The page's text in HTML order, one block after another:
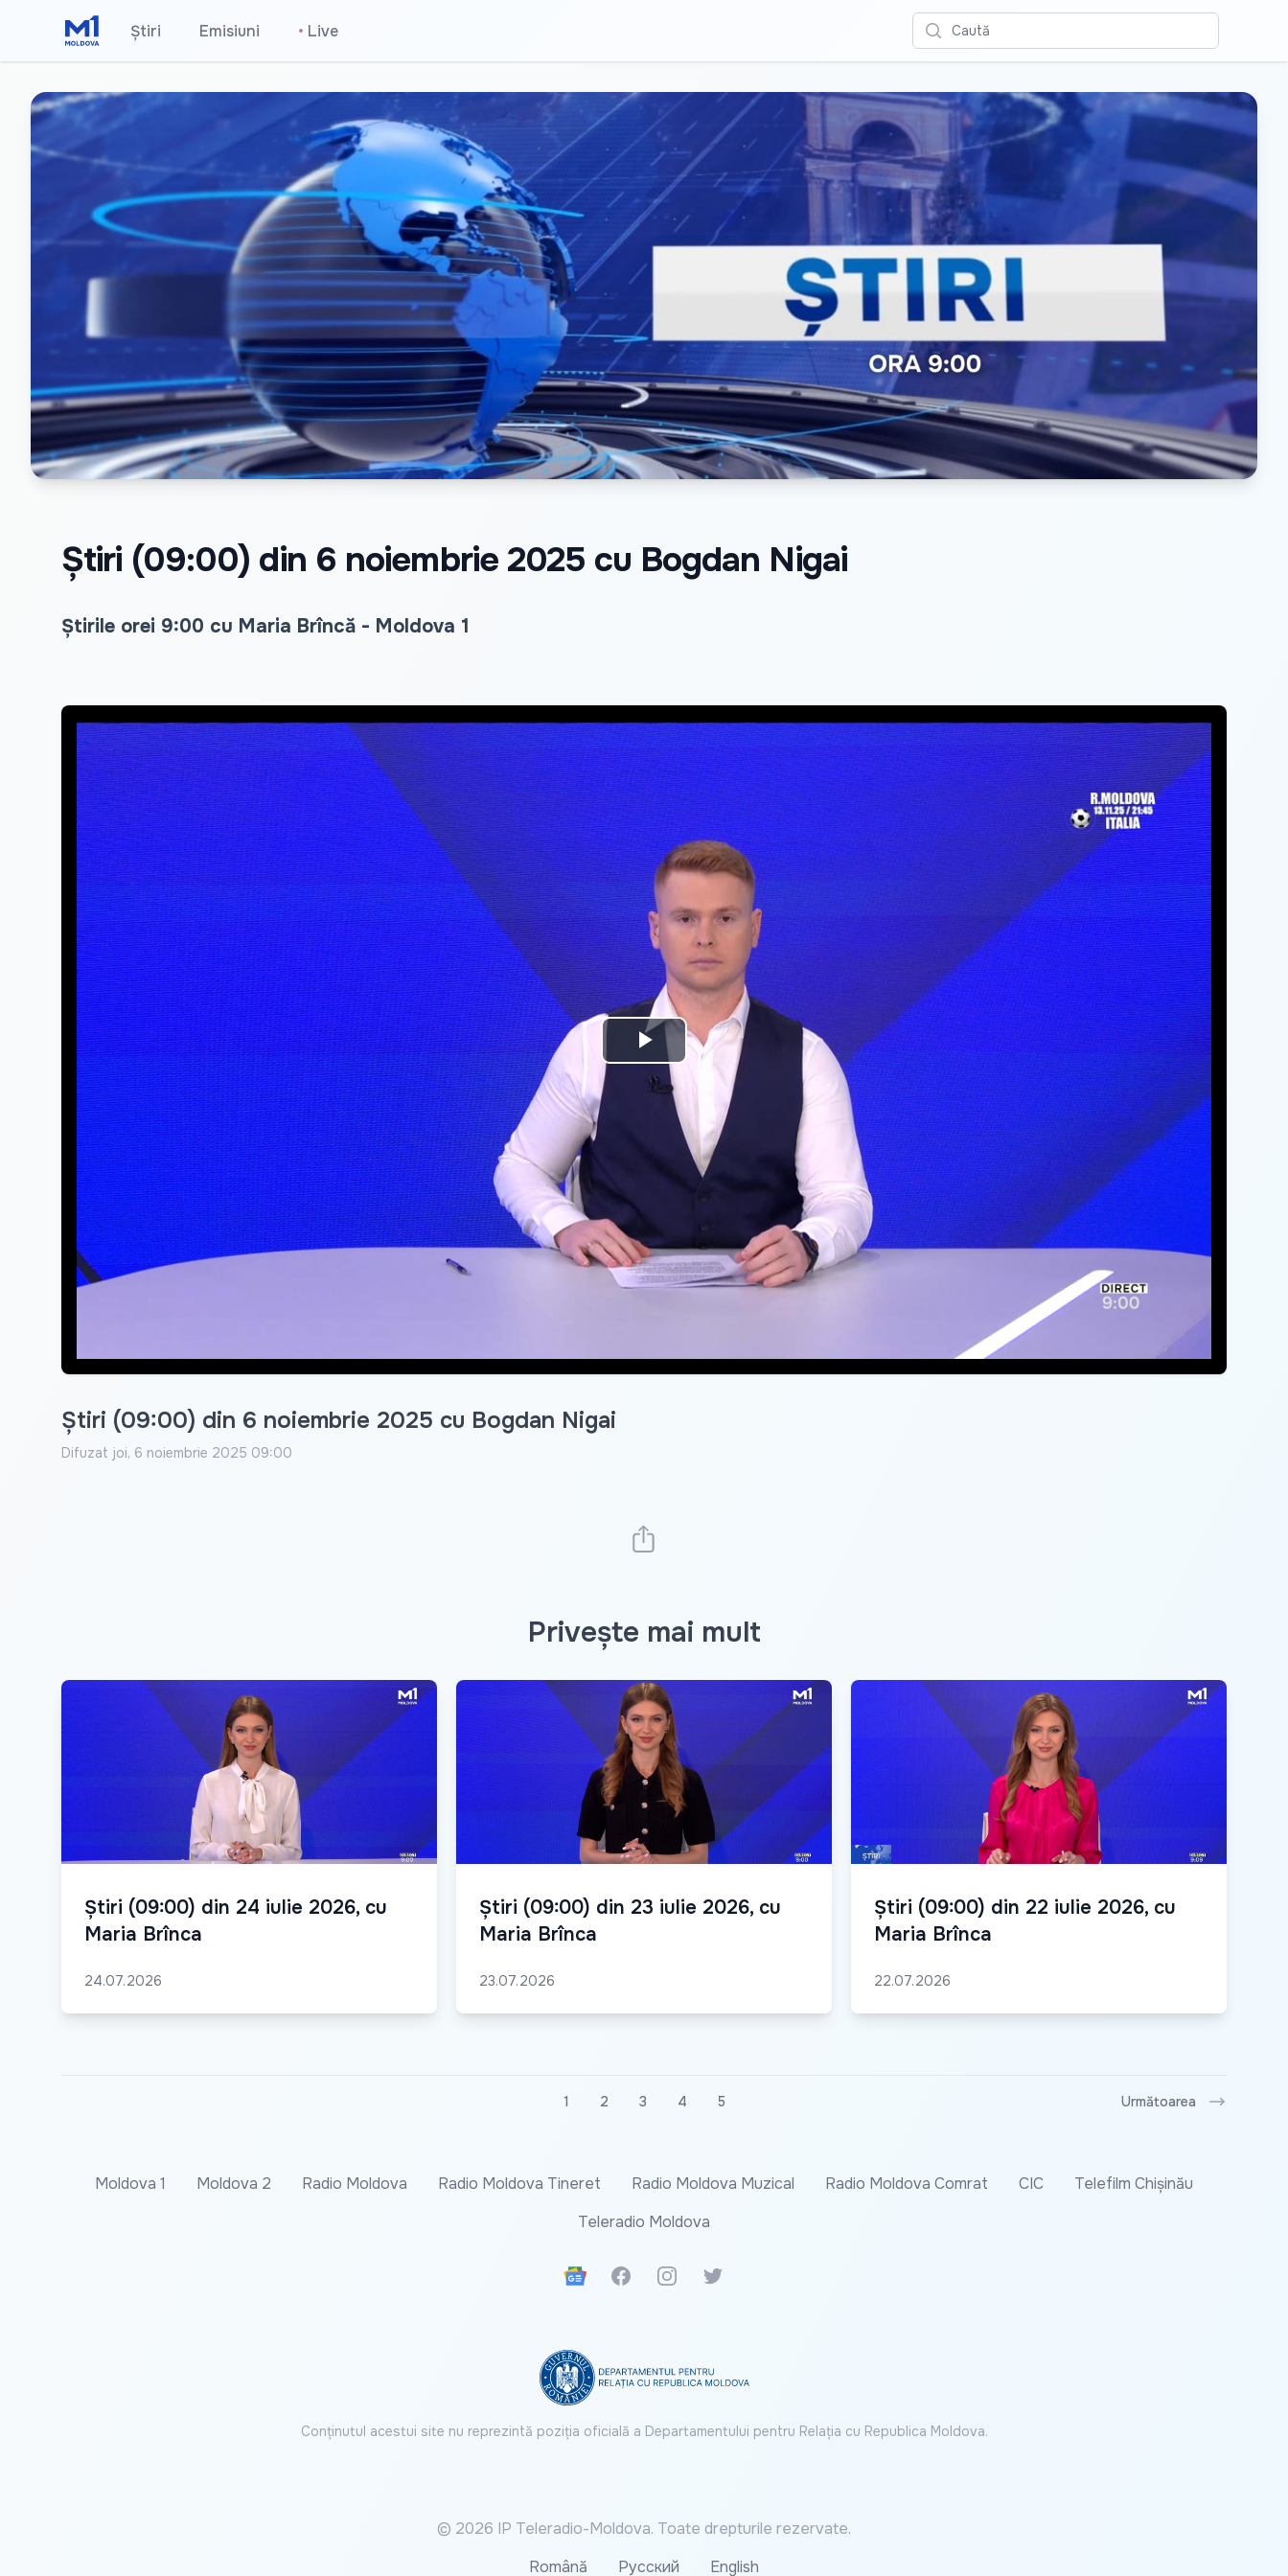
Știri Emisiuni • Live Caută
Știri (09:00) din 6 noiembrie 2025 cu Bogdan Nigai
Știrile orei 9:00 cu Maria Brîncă - Moldova 1
Play
Video
Știri (09:00) din 6 noiembrie 2025 cu Bogdan Nigai
Difuzat joi, 6 noiembrie 2025 09:00
Privește mai mult
Știri (09:00) din 24 iulie 2026, cu
Maria Brînca
24.07.2026
Știri (09:00) din 23 iulie 2026, cu
Maria Brînca
23.07.2026
Știri (09:00) din 22 iulie 2026, cu
Maria Brînca
22.07.2026
1 2 3 4 5 Următoarea
Moldova 1 Moldova 2 Radio Moldova Radio Moldova Tineret Radio Moldova Muzical Radio Moldova Comrat CIC
Telefilm Chișinău
Teleradio Moldova
Google News
FacebookInstagramTwitter
Conținutul acestui site nu reprezintă poziția oficială a Departamentului pentru Relația cu Republica Moldova.
© 2026 IP Teleradio-Moldova. Toate drepturile rezervate.
Română
Русский English